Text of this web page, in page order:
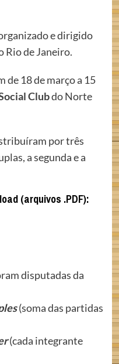
e dirigido
Rio de Janeiro.
de 18 de março a 15
Clubdo Norte
por três
a segunda e a
(arquivos .PDF):
disputadas da
(soma das partidas
(cada integrante